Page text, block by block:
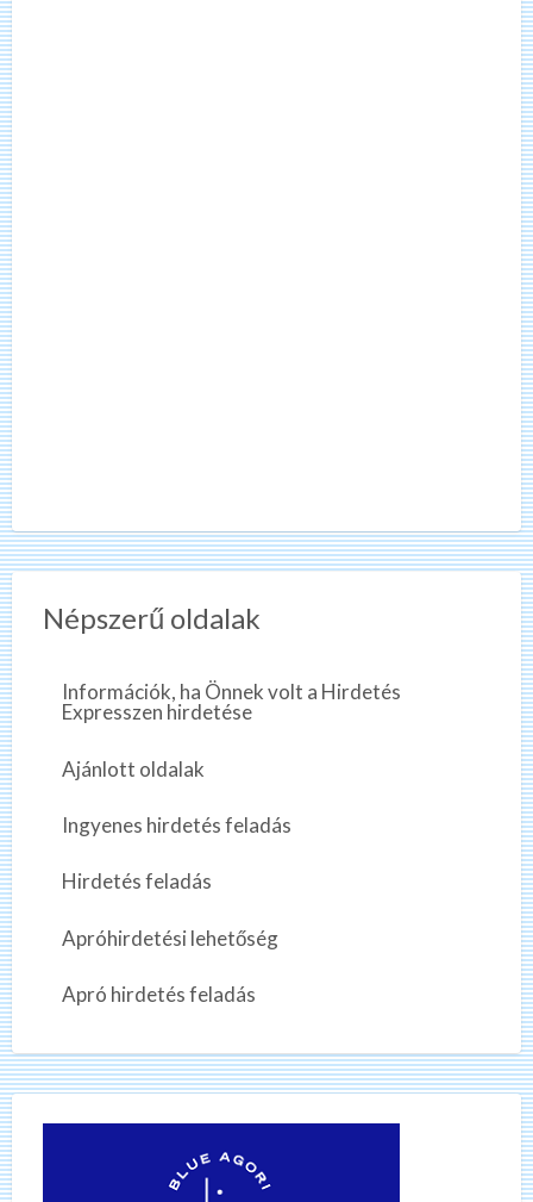
Népszerű oldalak
Információk, ha Önnek volt a Hirdetés
Expresszen hirdetése
Ajánlott oldalak
Ingyenes hirdetés feladás
Hirdetés feladás
Apróhirdetési lehetőség
Apró hirdetés feladás